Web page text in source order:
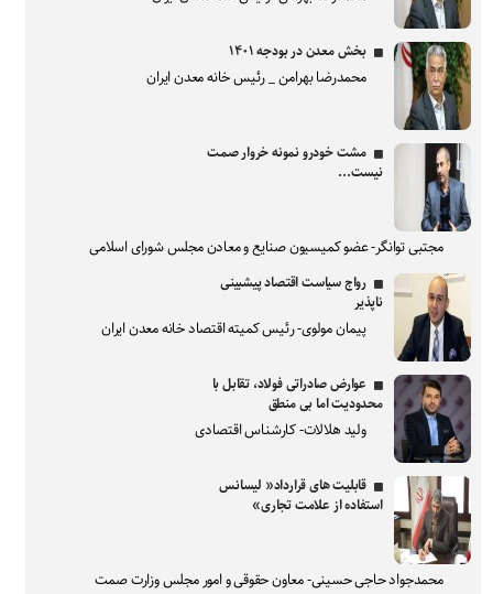
بخش معدن در بودجه ۱۴۰۱
محمدرضا بهرامن _ رئیس خانه معدن ایران
مشت خودرو نمونه خروار صمت
نیست...
مجتبی توانگر- عضو کمیسیون صنایع و معادن مجلس شورای اسلامی
رواج سیاست اقتصاد پیشبینی
ناپذیر
پیمان مولوی- رئیس کمیته اقتصاد خانه معدن ایران
عوارض صادراتی فولاد، تقابل با
محدودیت اما بی منطق
ولید هلالات- کارشناس اقتصادی
قابلیت های قرارداد« لیسانس
استفاده از علامت تجاری»
محمدجواد حاجی حسینی- معاون حقوقی و امور مجلس وزارت صمت